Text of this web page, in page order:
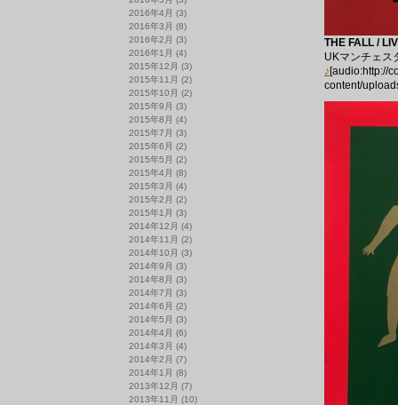
THE FALL /
UKマンチェス
♪ [audio:http://
content/
2016年4月 (3)
2016年3月 (8)
2016年2月 (3)
2016年1月 (4)
2015年12月 (3)
2015年11月 (2)
2015年10月 (2)
2015年9月 (3)
2015年8月 (4)
2015年7月 (3)
2015年6月 (2)
2015年5月 (2)
2015年4月 (8)
2015年3月 (4)
2015年2月 (2)
2015年1月 (3)
2014年12月 (4)
2014年11月 (2)
2014年10月 (3)
2014年9月 (3)
2014年8月 (3)
2014年7月 (3)
2014年6月 (2)
2014年5月 (3)
2014年4月 (6)
2014年3月 (4)
2014年2月 (7)
2014年1月 (8)
2013年12月 (7)
2013年11月 (10)